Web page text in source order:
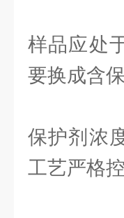
样品应处
要换成含
保护剂浓
工艺严格控